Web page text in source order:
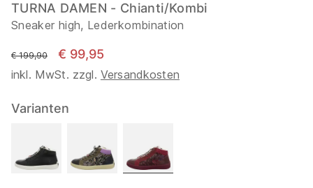
TURNA DAMEN - Chianti/Kombi
Sneaker high, Lederkombination
statt
€ 199,90 € 99,95
inkl. MwSt. zzgl. Versandkosten
Varianten